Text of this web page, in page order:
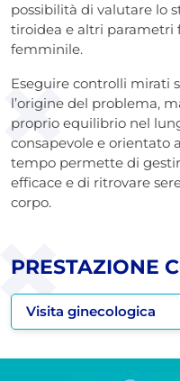
possibilità di valutare lo
tiroidea e altri parametri
femminile.
Eseguire controlli mirati
l’origine del problema,
proprio equilibrio nel
consapevole e orientato
tempo permette di
efficace e di ritrovare
corpo.
PRESTAZIONE
Visita ginecologica